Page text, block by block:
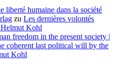
liberté humaine dans la société
zu Les dernières volontés
Kohl
freedom in the present society |
coherent last political will by the
Kohl